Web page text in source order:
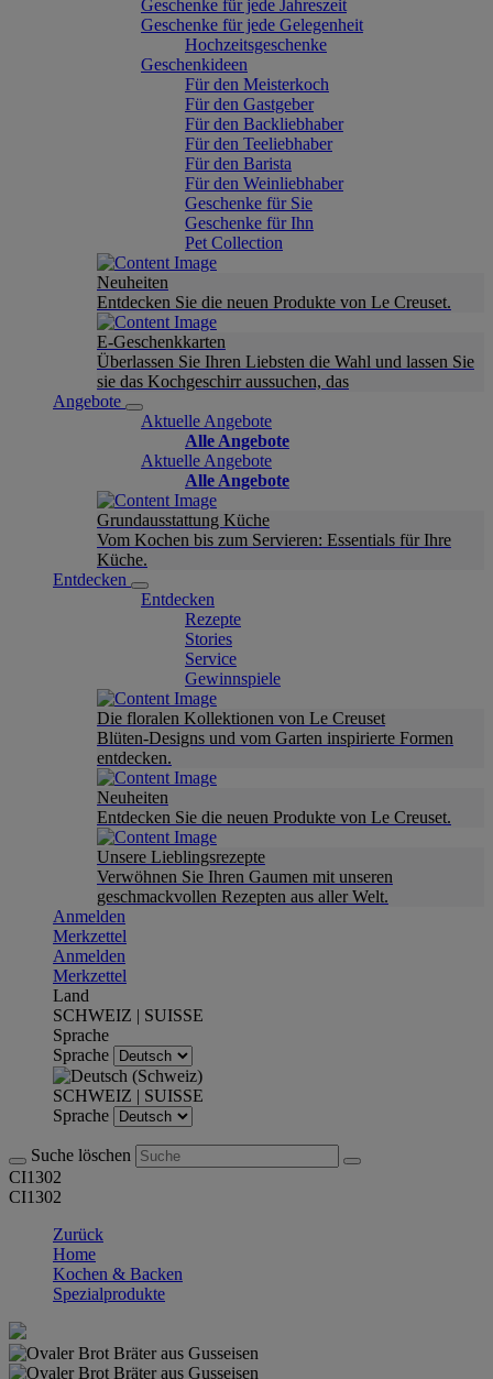
Geschenke für jede Jahreszeit
Geschenke für jede Gelegenheit
Hochzeitsgeschenke
Geschenkideen
Für den Meisterkoch
Für den Gastgeber
Für den Backliebhaber
Für den Teeliebhaber
Für den Barista
Für den Weinliebhaber
Geschenke für Sie
Geschenke für Ihn
Pet Collection
Neuheiten
Entdecken Sie die neuen Produkte von Le Creuset.
E-Geschenkkarten
Überlassen Sie Ihren Liebsten die Wahl und lassen Sie
sie das Kochgeschirr aussuchen, das
Angebote
Aktuelle Angebote
Alle Angebote
Aktuelle Angebote
Alle Angebote
Grundausstattung Küche
Vom Kochen bis zum Servieren: Essentials für Ihre
Küche.
Entdecken
Entdecken
Rezepte
Stories
Service
Gewinnspiele
Die floralen Kollektionen von Le Creuset
Blüten-Designs und vom Garten inspirierte Formen
entdecken.
Neuheiten
Entdecken Sie die neuen Produkte von Le Creuset.
Unsere Lieblingsrezepte
Verwöhnen Sie Ihren Gaumen mit unseren
geschmackvollen Rezepten aus aller Welt.
Anmelden
Merkzettel
Anmelden
Merkzettel
Land
SCHWEIZ | SUISSE
Sprache
Sprache
SCHWEIZ | SUISSE
Sprache
Suche löschen
CI1302
CI1302
Zurück
Home
Kochen & Backen
Spezialprodukte